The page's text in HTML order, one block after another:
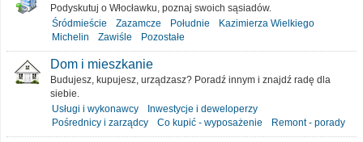
Podyskutuj o Włocławku, poznaj swoich sąsiadów.
Śródmieście
Zazamcze Południe
Kazimierza Wielkiego
Michelin
Zawiśle Pozostałe
Dom i mieszkanie
Budujesz, kupujesz, urządzasz? Poradź innym i znajdź radę dla
siebie.
Usługi i wykonawcy
Inwestycje i deweloperzy
Pośrednicy i zarządcy
Co kupić - wyposażenie Remont - porady